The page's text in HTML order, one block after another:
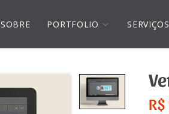
SOBRE PORTFOLIO SERVIÇOS